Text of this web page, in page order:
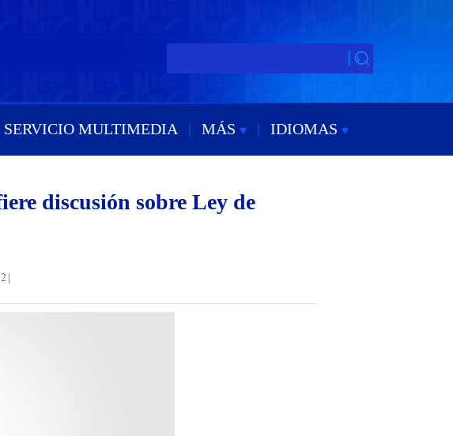
SERVICIO MULTIMEDIA | MÁS | IDIOMAS
discusión sobre Ley de